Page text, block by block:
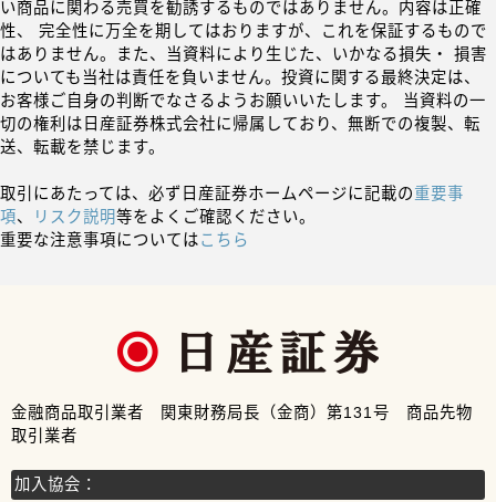
い商品に関わる売買を勧誘するものではありません。内容は正確
性、 完全性に万全を期してはおりますが、これを保証するもので
はありません。また、当資料により生じた、いかなる損失・ 損害
についても当社は責任を負いません。投資に関する最終決定は、
お客様ご自身の判断でなさるようお願いいたします。 当資料の一
切の権利は日産証券株式会社に帰属しており、無断での複製、転
送、転載を禁じます。
取引にあたっては、必ず日産証券ホームページに記載の重要事
項、 リスク説明等をよくご確認ください。
重要な注意事項についてはこちら
金融商品取引業者 関東財務局長（金商）第131号 商品先物
取引業者
加入協会：